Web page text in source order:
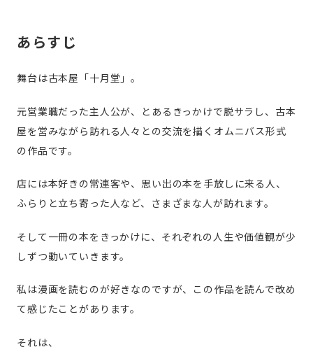
あらすじ
舞台は古本屋「十月堂」。
元営業職だった主人公が、とあるきっかけで脱サラし、古本
屋を営みながら訪れる人々との交流を描くオムニバス形式
の作品です。
店には本好きの常連客や、思い出の本を手放しに来る人、
ふらりと立ち寄った人など、さまざまな人が訪れます。
そして一冊の本をきっかけに、それぞれの人生や価値観が少
しずつ動いていきます。
私は漫画を読むのが好きなのですが、この作品を読んで改め
て感じたことがあります。
それは、